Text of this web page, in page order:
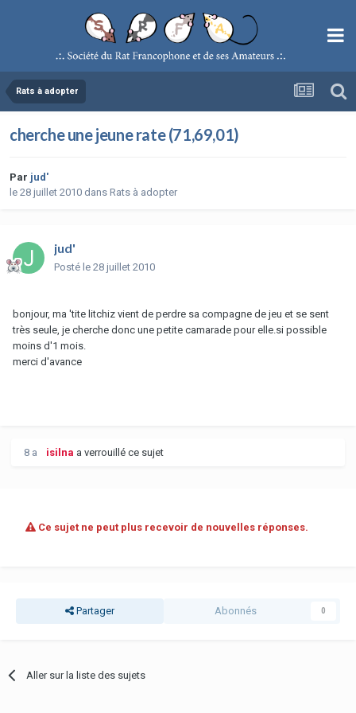
Rats à adopter
cherche une jeune rate (71,69,01)
Par jud'
le 28 juillet 2010 dans Rats à adopter
jud'
Posté le 28 juillet 2010
bonjour, ma 'tite litchiz vient de perdre sa compagne de jeu et se sent
très seule, je cherche donc une petite camarade pour elle.si possible
moins d'1 mois.
merci d'avance
8 a isilna a verrouillé ce sujet
Ce sujet ne peut plus recevoir de nouvelles réponses.
Partager Abonnés 0
Aller sur la liste des sujets